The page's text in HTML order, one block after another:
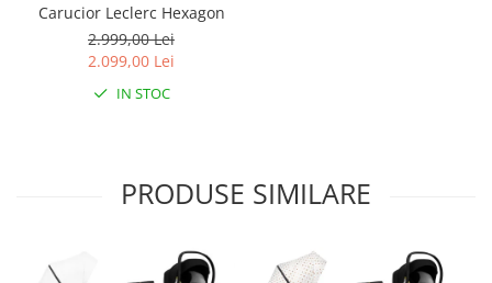
Carucior Leclerc Hexagon
2.999,00 Lei
2.099,00 Lei
IN STOC
PRODUSE SIMILARE